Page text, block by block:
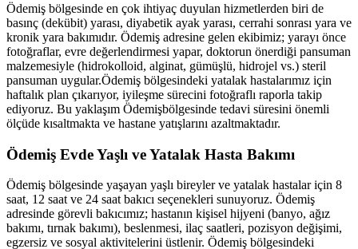
Ödemiş bölgesinde en çok ihtiyaç duyulan hizmetlerden biri de
basınç (dekübit) yarası, diyabetik ayak yarası, cerrahi sonrası yara ve
kronik yara bakımıdır. Ödemiş adresine gelen ekibimiz; yarayı önce
fotoğraflar, evre değerlendirmesi yapar, doktorun önerdiği pansuman
malzemesiyle (hidrokolloid, alginat, gümüşlü, hidrojel vs.) steril
pansuman uygular.Ödemiş bölgesindeki yatalak hastalarımız için
haftalık plan çıkarıyor, iyileşme sürecini fotoğraflı raporla takip
ediyoruz. Bu yaklaşım Ödemişbölgesinde tedavi süresini önemli
ölçüde kısaltmakta ve hastane yatışlarını azaltmaktadır.
Ödemiş Evde Yaşlı ve Yatalak Hasta Bakımı
Ödemiş bölgesinde yaşayan yaşlı bireyler ve yatalak hastalar için 8
saat, 12 saat ve 24 saat bakıcı seçenekleri sunuyoruz. Ödemiş
adresinde görevli bakıcımız; hastanın kişisel hijyeni (banyo, ağız
bakımı, tırnak bakımı), beslenmesi, ilaç saatleri, pozisyon değişimi,
egzersiz ve sosyal aktivitelerini üstlenir. Ödemiş bölgesindeki